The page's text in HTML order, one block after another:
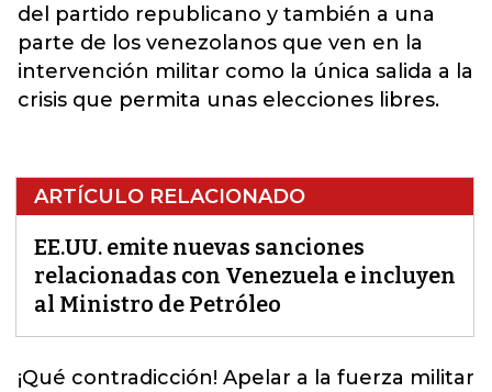
del partido republicano y también a una
parte de los venezolanos que ven en la
intervención militar como la única salida a la
crisis que permita unas elecciones libres.
ARTÍCULO RELACIONADO
EE.UU. emite nuevas sanciones
relacionadas con Venezuela e incluyen
al Ministro de Petróleo
¡Qué contradicción! Apelar a la fuerza militar